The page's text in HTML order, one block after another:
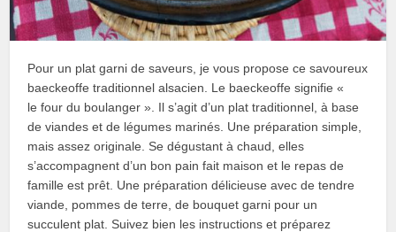
Pour un plat garni de saveurs, je vous propose ce savoureux
baeckeoffe traditionnel alsacien. Le baeckeoffe signifie «
le four du boulanger ». Il s’agit d’un plat traditionnel, à base
de viandes et de légumes marinés. Une préparation simple,
mais assez originale. Se dégustant à chaud, elles
s’accompagnent d’un bon pain fait maison et le repas de
famille est prêt. Une préparation délicieuse avec de tendre
viande, pommes de terre, de bouquet garni pour un
succulent plat. Suivez bien les instructions et préparez